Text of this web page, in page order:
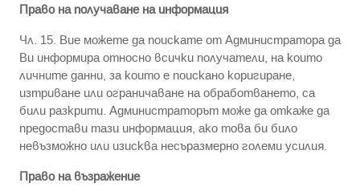
Право на получаване на информация
Чл. 15. Вие можете да поискате от Администратора да
Ви информира относно всички получатели, на които
личните данни, за които е поискано коригиране,
изтриване или ограничаване на обработването, са
били разкрити. Администраторът може да откаже да
предостави тази информация, ако това би било
невъзможно или изисква несъразмерно големи усилия.
Право на възражение